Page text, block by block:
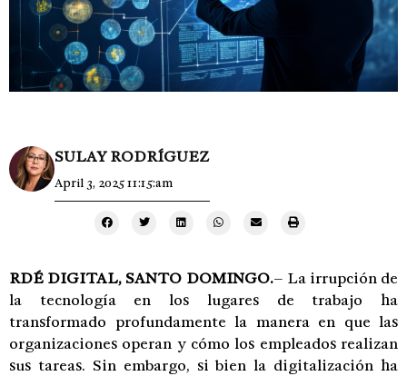
SULAY RODRÍGUEZ
April 3, 2025 11:15:am
RDÉ DIGITAL, SANTO DOMINGO.– La irrupción de
la tecnología en los lugares de trabajo ha
transformado profundamente la manera en que las
organizaciones operan y cómo los empleados realizan
sus tareas. Sin embargo, si bien la digitalización ha